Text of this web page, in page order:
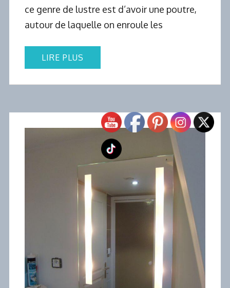
ce genre de lustre est d’avoir une poutre,
autour de laquelle on enroule les
LIRE PLUS